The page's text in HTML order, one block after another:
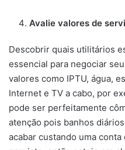
Avalie valores de
Descobrir quais utilitários
essencial para negociar
valores como IPTU, água,
Internet e TV a cabo, por
pode ser perfeitamente
atenção pois banhos
acabar custando uma